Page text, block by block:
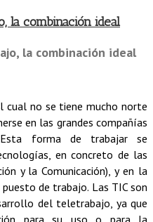
la combinación ideal
la combinación ideal
no se tiene mucho norte
en las grandes compañías
Esta forma de trabajar se
en concreto de las
y la Comunicación), y en la
de trabajo. Las TIC son
del teletrabajo, ya que